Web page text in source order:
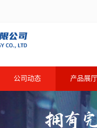
公司动态 产品展厅